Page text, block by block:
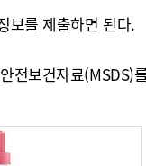
보를 제출하면 된다.
보건자료(MSDS)